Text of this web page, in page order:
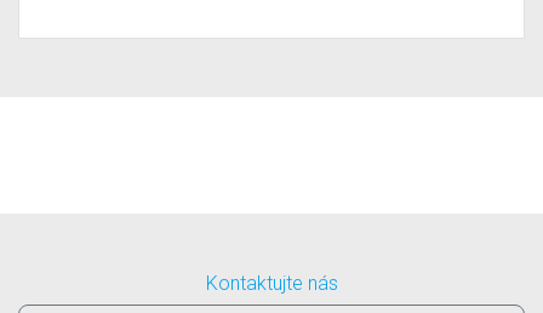
Kontaktujte nás